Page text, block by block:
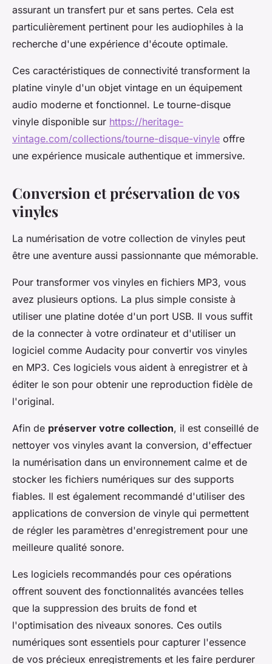
assurant un transfert pur et sans pertes. Cela est
particulièrement pertinent pour les audiophiles à la
recherche d'une expérience d'écoute optimale.
Ces caractéristiques de connectivité transforment la
platine vinyle d'un objet vintage en un équipement
audio moderne et fonctionnel. Le tourne-disque
vinyle disponible sur https://heritage-
vintage.com/collections/tourne-disque-vinyle offre
une expérience musicale authentique et immersive.
Conversion et préservation de vos
vinyles
La numérisation de votre collection de vinyles peut
être une aventure aussi passionnante que mémorable.
Pour transformer vos vinyles en fichiers MP3, vous
avez plusieurs options. La plus simple consiste à
utiliser une platine dotée d'un port USB. Il vous suffit
de la connecter à votre ordinateur et d'utiliser un
logiciel comme Audacity pour convertir vos vinyles
en MP3. Ces logiciels vous aident à enregistrer et à
éditer le son pour obtenir une reproduction fidèle de
l'original.
Afin de préserver votre collection, il est conseillé de
nettoyer vos vinyles avant la conversion, d'effectuer
la numérisation dans un environnement calme et de
stocker les fichiers numériques sur des supports
fiables. Il est également recommandé d'utiliser des
applications de conversion de vinyle qui permettent
de régler les paramètres d'enregistrement pour une
meilleure qualité sonore.
Les logiciels recommandés pour ces opérations
offrent souvent des fonctionnalités avancées telles
que la suppression des bruits de fond et
l'optimisation des niveaux sonores. Ces outils
numériques sont essentiels pour capturer l'essence
de vos précieux enregistrements et les faire perdurer